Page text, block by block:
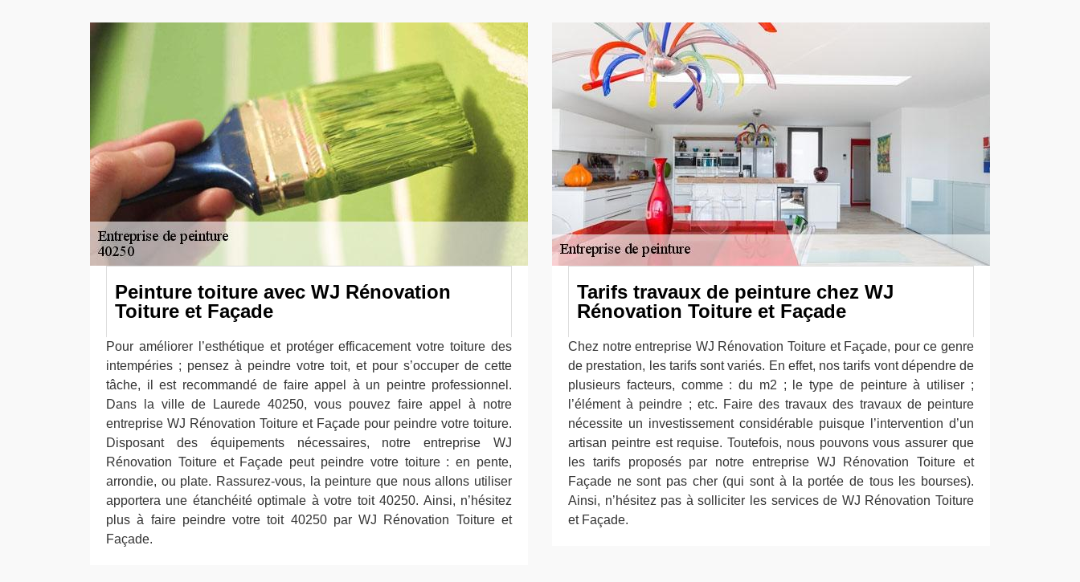
Peinture toiture avec WJ Rénovation
Toiture et Façade
Pour améliorer l’esthétique et protéger efficacement votre toiture des
intempéries ; pensez à peindre votre toit, et pour s’occuper de cette
tâche, il est recommandé de faire appel à un peintre professionnel.
Dans la ville de Laurede 40250, vous pouvez faire appel à notre
entreprise WJ Rénovation Toiture et Façade pour peindre votre toiture.
Disposant des équipements nécessaires, notre entreprise WJ
Rénovation Toiture et Façade peut peindre votre toiture : en pente,
arrondie, ou plate. Rassurez-vous, la peinture que nous allons utiliser
apportera une étanchéité optimale à votre toit 40250. Ainsi, n’hésitez
plus à faire peindre votre toit 40250 par WJ Rénovation Toiture et
Façade.
Tarifs travaux de peinture chez WJ
Rénovation Toiture et Façade
Chez notre entreprise WJ Rénovation Toiture et Façade, pour ce genre
de prestation, les tarifs sont variés. En effet, nos tarifs vont dépendre de
plusieurs facteurs, comme : du m2 ; le type de peinture à utiliser ;
l’élément à peindre ; etc. Faire des travaux des travaux de peinture
nécessite un investissement considérable puisque l’intervention d’un
artisan peintre est requise. Toutefois, nous pouvons vous assurer que
les tarifs proposés par notre entreprise WJ Rénovation Toiture et
Façade ne sont pas cher (qui sont à la portée de tous les bourses).
Ainsi, n’hésitez pas à solliciter les services de WJ Rénovation Toiture
et Façade.